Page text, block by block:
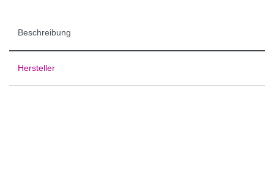
Beschreibung
Hersteller